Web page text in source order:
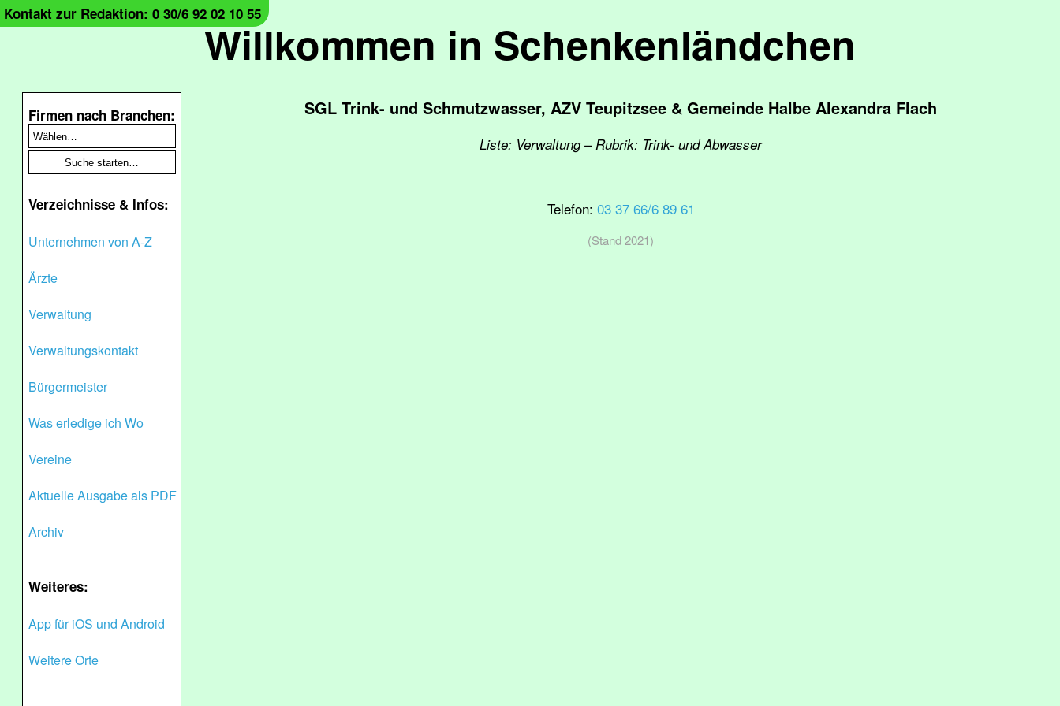
Willkommen in Schenkenländchen
Kontakt zur Redaktion: 0 30/6 92 02 10 55
Firmen nach Branchen:
Verzeichnisse & Infos:
Unternehmen von A-Z
Ärzte
Verwaltung
Verwaltungskontakt
Bürgermeister
Was erledige ich Wo
Vereine
Aktuelle Ausgabe als PDF
Archiv
Weiteres:
App für iOS und Android
Weitere Orte
SGL Trink- und Schmutzwasser, AZV Teupitzsee & Gemeinde Halbe Alexandra Flach
Liste: Verwaltung – Rubrik: Trink- und Abwasser
Telefon: 03 37 66/6 89 61
(Stand 2021)